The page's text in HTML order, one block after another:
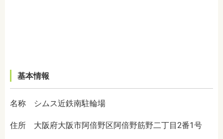
基本情報
名称 シムス近鉄南駐輪場
住所 大阪府大阪市阿倍野区阿倍野筋野二丁目2番1号